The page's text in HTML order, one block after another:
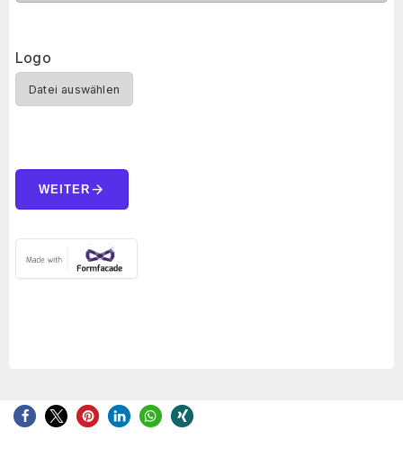
Logo
Datei auswählen
WEITER arrow_forward